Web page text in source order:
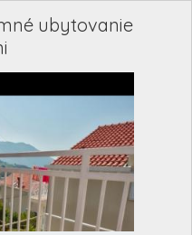
ubytovanie